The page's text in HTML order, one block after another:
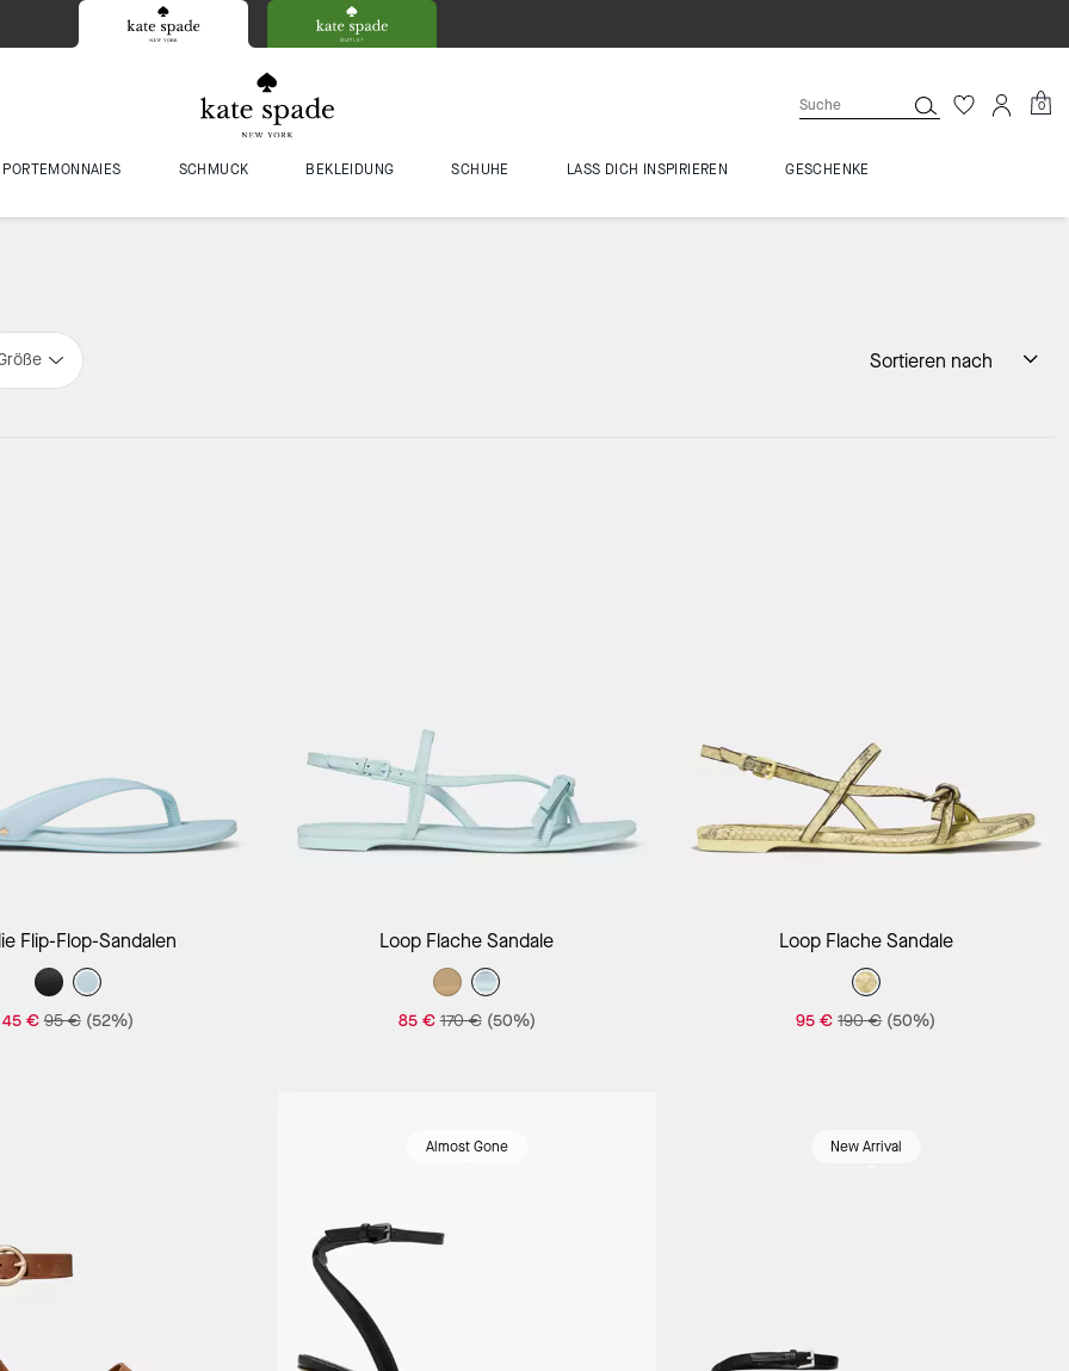
0
PORTEMONNAIES SCHMUCK BEKLEIDUNG SCHUHE LASS DICH INSPIRIEREN GESCHENKE
Sortieren nach
In Den Warenkorb
Flip-Flop-Sandalen
45 € 95 € (52%)
In Den Warenkorb
Loop Flache Sandale
85 € 170 € (50%)
In Den Warenkorb
Loop Flache Sandale
95 € 190 € (50%)
Almost Gone New Arrival